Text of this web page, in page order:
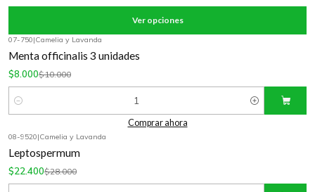
Ver opciones
07-750|Camelia y Lavanda
Menta officinalis 3 unidades
$8.000$10.000
Cantidad
Comprar ahora
08-9520|Camelia y Lavanda
Leptospermum
$22.400$28.000